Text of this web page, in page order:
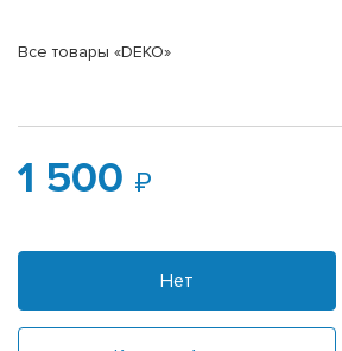
Все товары «DEKO»
1 500
Нет